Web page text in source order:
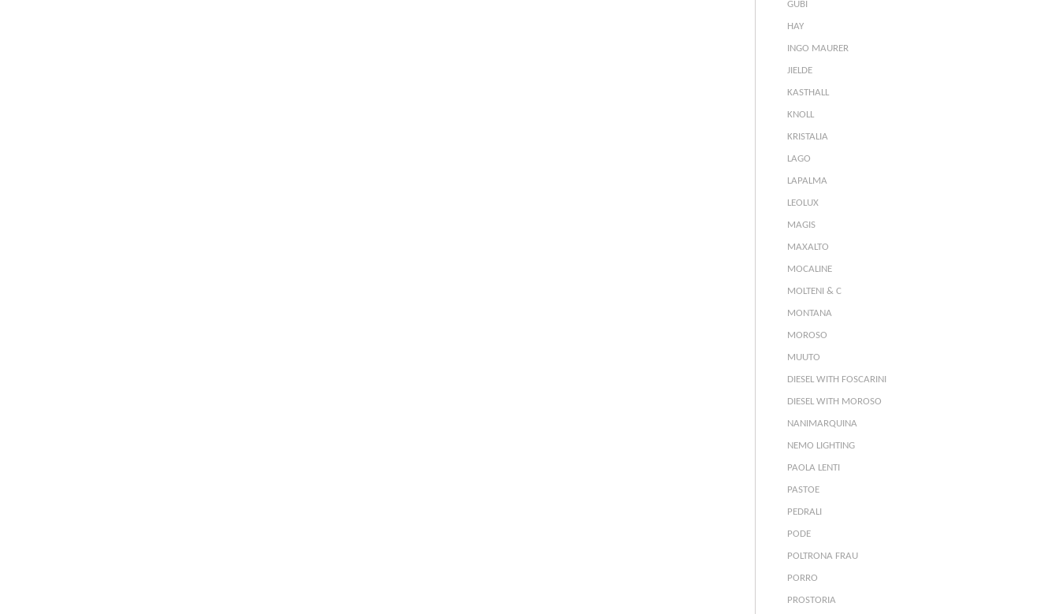
GUBI
HAY
INGO MAURER
JIELDE
KASTHALL
KNOLL
KRISTALIA
LAGO
LAPALMA
LEOLUX
MAGIS
MAXALTO
MOCALINE
MOLTENI & C
MONTANA
MOROSO
MUUTO
DIESEL WITH FOSCARINI
DIESEL WITH MOROSO
NANIMARQUINA
NEMO LIGHTING
PAOLA LENTI
PASTOE
PEDRALI
PODE
POLTRONA FRAU
PORRO
PROSTORIA